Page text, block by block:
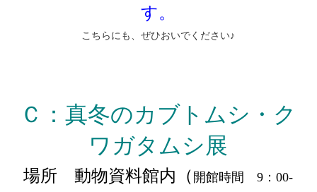
す。
こちらにも、ぜひおいでください♪
Ｃ：真冬のカブトムシ・ク
ワガタムシ展
場所 動物資料館内（ 開館時間 9：00-